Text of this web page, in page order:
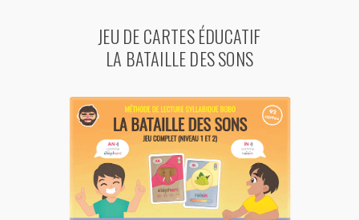
JEU DE CARTES ÉDUCATIF
LA BATAILLE DES SONS